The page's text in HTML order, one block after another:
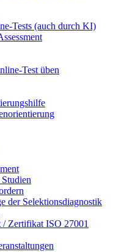
Tests (auch durch KI)
Test üben
der Selektionsdiagnostik
/ Zertifikat ISO 27001